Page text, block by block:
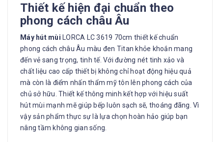
Thiết kế hiện đại chuẩn theo
phong cách châu Âu
Máy hút mùi LORCA LC 3619 70cm thiết kế chuẩn
phong cách châu Âu màu đen Titan khỏe khoắn mang
đến vẻ sang trọng, tinh tế. Với đường nét tinh xảo và
chất liệu cao cấp thiết bị không chỉ hoạt động hiệu quả
mà còn là điểm nhấn thẩm mỹ tôn lên phong cách của
chủ sở hữu. Thiết kế thông minh kết hợp với hiệu suất
hút mùi mạnh mẽ giúp bếp luôn sạch sẽ, thoáng đãng. Vì
vậy sản phẩm thực sự là lựa chọn hoàn hảo giúp bạn
nâng tầm không gian sống.